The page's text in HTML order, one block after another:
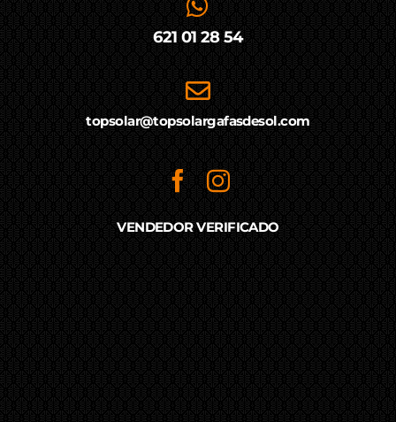
621 01 28 54
topsolar@topsolargafasdesol.com
VENDEDOR VERIFICADO